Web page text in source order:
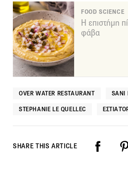
FOOD SCIENCE
Η επιστήμη
φάβα
OVER WATER RESTAURANT SANI
STEPHANIE LE QUELLEC
SHARE THIS ARTICLE